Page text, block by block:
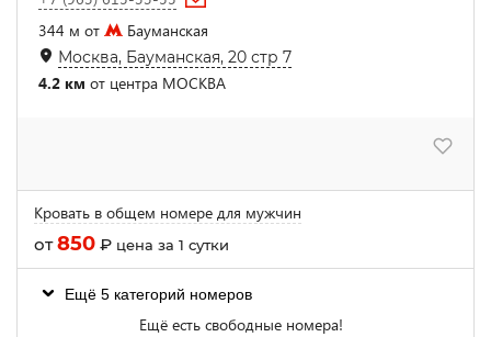
344 м от
Бауманская
Москва, Бауманская, 20 стр 7
4.2 км от центра МОСКВА
Кровать в общем номере для мужчин
от850 ₽ цена за 1 сутки
Ещё 5 категорий номеров
Ещё есть свободные номера!